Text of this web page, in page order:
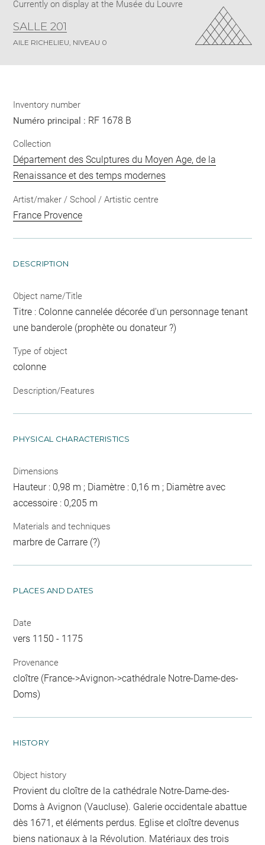
Currently on display at the Musée du Louvre
SALLE 201
AILE RICHELIEU, NIVEAU 0
Inventory number
Numéro principal : RF 1678 B
Collection
Département des Sculptures du Moyen Age, de la
Renaissance et des temps modernes
Artist/maker / School / Artistic centre
France Provence
DESCRIPTION
Object name/Title
Titre : Colonne cannelée décorée d'un personnage tenant
une banderole (prophète ou donateur ?)
Type of object
colonne
Description/Features
PHYSICAL CHARACTERISTICS
Dimensions
Hauteur : 0,98 m ; Diamètre : 0,16 m ; Diamètre avec
accessoire : 0,205 m
Materials and techniques
marbre de Carrare (?)
PLACES AND DATES
Date
vers 1150 - 1175
Provenance
cloître (France->Avignon->cathédrale Notre-Dame-des-
Doms)
HISTORY
Object history
Provient du cloître de la cathédrale Notre-Dame-des-
Doms à Avignon (Vaucluse). Galerie occidentale abattue
dès 1671, et éléments perdus. Eglise et cloître devenus
biens nationaux à la Révolution. Matériaux des trois